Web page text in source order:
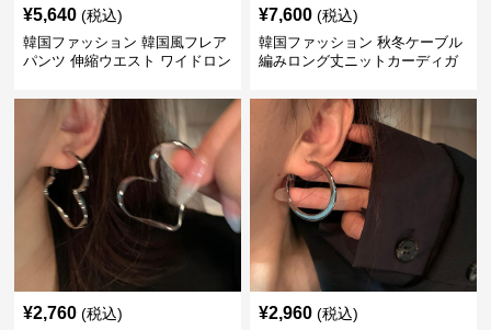
¥5,640 (税込)
韓国ファッション 韓国風フレア
パンツ 伸縮ウエスト ワイドロン
¥7,600 (税込)
韓国ファッション 秋冬ケーブル
編みロング丈ニットカーディガ
¥2,760 (税込) ¥2,960 (税込)